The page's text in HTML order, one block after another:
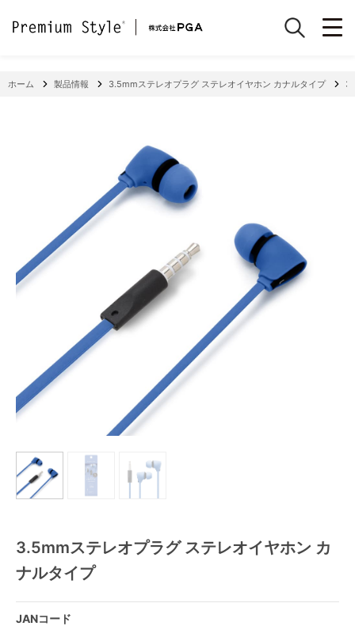
ホーム 製品情報 3.5mmステレオプラグ ステレオイヤホン カナルタイプ
3.5mmステレオプラグ ステレオイヤホン カ
ナルタイプ
JANコード